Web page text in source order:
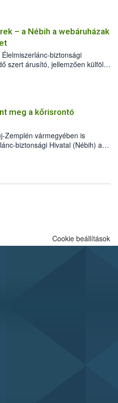
– a Nébih a webáruházak
biztonsági
szert árusító, jellemzően külföldi
Emellett az ilyen
is
szerek kapcsán
a webáruházakból való
meg a kőrisrontó
Zemplén vármegyében is
biztonsági Hivatal (Nébih) a
planipennis) jelenlétét. A
találták meg, de már fertőzött
az intézkedéseket a szlovák
Cookie beállítások